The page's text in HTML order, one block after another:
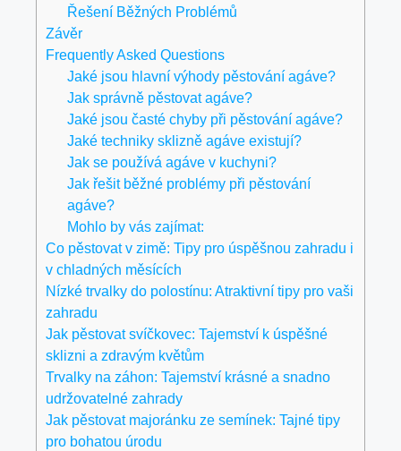
Řešení Běžných Problémů
Závěr
Frequently Asked Questions
Jaké jsou hlavní výhody pěstování agáve?
Jak správně pěstovat agáve?
Jaké jsou časté chyby při pěstování agáve?
Jaké techniky sklizně agáve existují?
Jak se používá agáve v kuchyni?
Jak řešit běžné problémy při pěstování
agáve?
Mohlo by vás zajímat:
Co pěstovat v zimě: Tipy pro úspěšnou zahradu i
v chladných měsících
Nízké trvalky do polostínu: Atraktivní tipy pro vaši
zahradu
Jak pěstovat svíčkovec: Tajemství k úspěšné
sklizni a zdravým květům
Trvalky na záhon: Tajemství krásné a snadno
udržovatelné zahrady
Jak pěstovat majoránku ze semínek: Tajné tipy
pro bohatou úrodu